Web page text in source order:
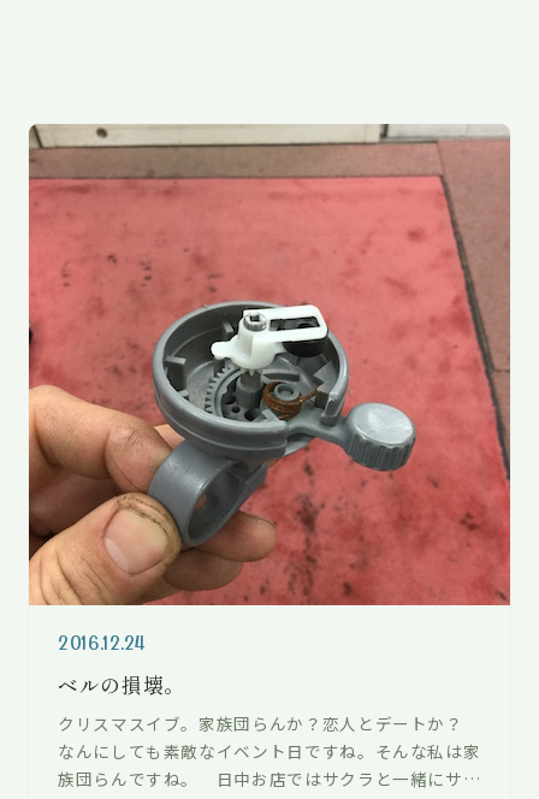
2016.12.24
ベルの損壊。
クリスマスイブ。家族団らんか？恋人とデートか？
なんにしても素敵なイベント日ですね。そんな私は家
族団らんですね。 日中お店ではサクラと一緒にサン